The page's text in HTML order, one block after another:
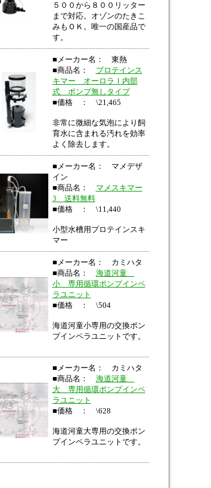
５００から８００リッター
まで対応。オゾンのたきこ
みもＯＫ。唯一の国産品で
す。
■メーカー名： 東熱
■商品名： プロテインス
キマー オーロラⅠ内部
式 ポンプ無しタイプ
■価格 ： \21,465
非常に微細な気泡により飼
育水に含まれる汚れを効率
よく除去します。
■メーカー名： マメデザ
イン
■商品名： マメスキマー
3 送料無料
■価格 ： \11,440
小型水槽用プロテインスキ
マー
■メーカー名： カミハタ
■商品名： 海道河童
小 専用循環ポンプインペ
ラユニット
■価格 ： \504
海道河童小専用の交換ポン
プインペラユニットです。
■メーカー名： カミハタ
■商品名： 海道河童
大 専用循環ポンプインペ
ラユニット
■価格 ： \628
海道河童大専用の交換ポン
プインペラユニットです。